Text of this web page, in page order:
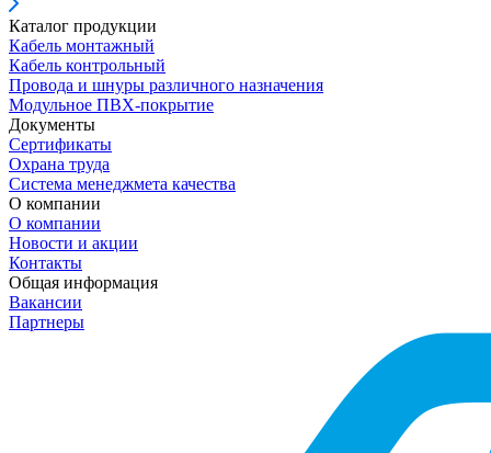
Каталог продукции
Кабель монтажный
Кабель контрольный
Провода и шнуры различного назначения
Модульное ПВХ-покрытие
Документы
Сертификаты
Охрана труда
Система менеджмета качества
О компании
О компании
Новости и акции
Контакты
Общая информация
Вакансии
Партнеры